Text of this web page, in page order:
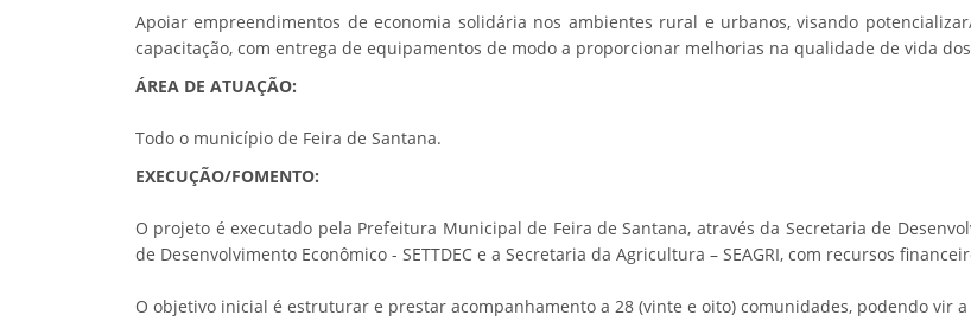
Apoiar empreendimentos de economia solidária nos ambientes rural e urbanos, visando
capacitação, com entrega de equipamentos de modo a proporcionar melhorias na qualidade de vida
ÁREA DE ATUAÇÃO:
Todo o município de Feira de Santana.
EXECUÇÃO/FOMENTO:
O projeto é executado pela Prefeitura Municipal de Feira de Santana, através da Secretaria de
de Desenvolvimento Econômico - SETTDEC e a Secretaria da Agricultura – SEAGRI, com recursos
O objetivo inicial é estruturar e prestar acompanhamento a 28 (vinte e oito) comunidades, podendo vir